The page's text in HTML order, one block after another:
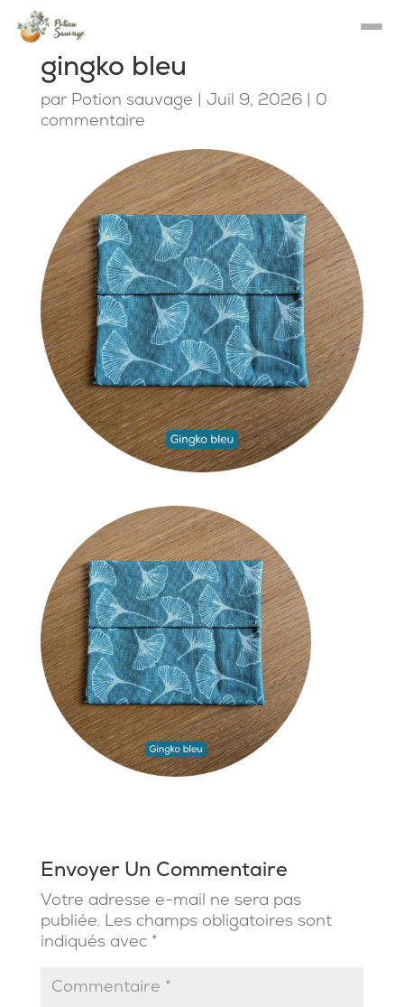
gingko bleu
par Potion sauvage | Juil 9, 2026| 0
commentaire
Envoyer Un Commentaire
Votre adresse e-mail ne sera pas
publiée. Les champs obligatoires sont
indiqués avec *